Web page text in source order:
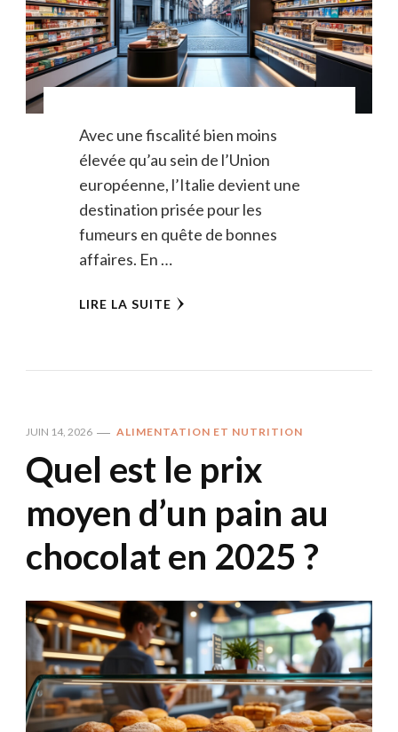
Avec une fiscalité bien moins
élevée qu’au sein de l’Union
européenne, l’Italie devient une
destination prisée pour les
fumeurs en quête de bonnes
affaires. En …
LIRE LA SUITE
JUIN 14, 2026 ALIMENTATION ET NUTRITION
Quel est le prix
moyen d’un pain au
chocolat en 2025 ?